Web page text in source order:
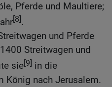
Pferde und Maultiere;
[8].
und Pferde
Streitwagen und
sie[9] in die
König nach Jerusalem.